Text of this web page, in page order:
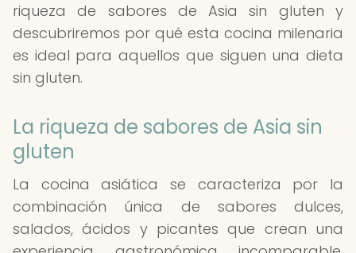
riqueza de sabores de Asia sin gluten y
descubriremos por qué esta cocina milenaria
es ideal para aquellos que siguen una dieta
sin gluten.
La riqueza de sabores de Asia sin
gluten
La cocina asiática se caracteriza por la
combinación única de sabores dulces,
salados, ácidos y picantes que crean una